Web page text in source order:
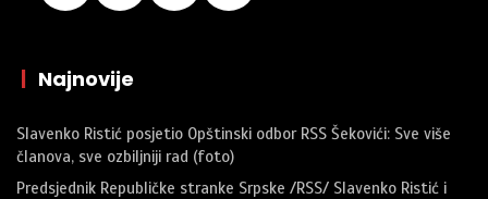
| Najnovije
Slavenko Ristić posjetio Opštinski odbor RSS Šekovići: Sve više
članova, sve ozbiljniji rad (foto)
Predsjednik Republičke stranke Srpske /RSS/ Slavenko Ristić i